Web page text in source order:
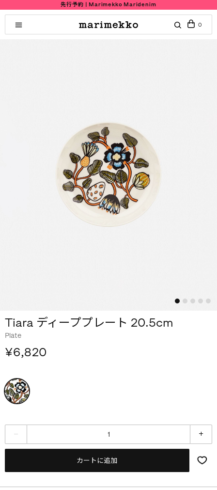
先行予約 | Marimekko Maridenim
0
Tiara ディーププレート 20.5cm
Plate
¥6,820
カートに追加